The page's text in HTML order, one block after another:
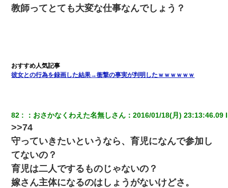
教師ってとても大変な仕事なんでしょう？
彼女との行為を録画した結果→衝撃の事実が判明したｗｗｗｗｗｗ
82 ： おさかなくわえた名無しさん ：2016/01/18(月) 23:13:46.09
>>74
守っていきたいというなら、育児になんで参加し
てないの？
育児は二人でするものじゃないの？
嫁さん主体になるのはしょうがないけどさ。